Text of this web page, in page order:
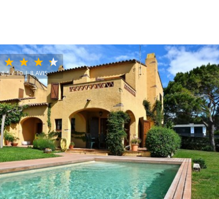
8.5/ 10 |8 AVIS